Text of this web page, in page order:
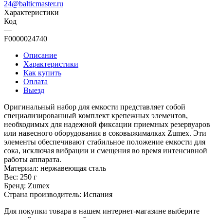
24@balticmaster.ru
Характеристики
Код
—
F0000024740
Описание
Характеристики
Как купить
Оплата
Выезд
Оригинальный набор для емкости представляет собой
специализированный комплект крепежных элементов,
необходимых для надежной фиксации приемных резервуаров
или навесного оборудования в соковыжималках Zumex. Эти
элементы обеспечивают стабильное положение емкости для
сока, исключая вибрации и смещения во время интенсивной
работы аппарата.
Материал: нержавеющая сталь
Вес: 250 г
Бренд: Zumex
Страна производитель: Испания
Для покупки товара в нашем интернет-магазине выберите